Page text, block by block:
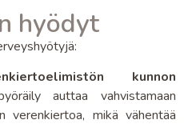
hyödyt
kunnon
auttaa vahvistamaan
verenkiertoa, mikä vähentää